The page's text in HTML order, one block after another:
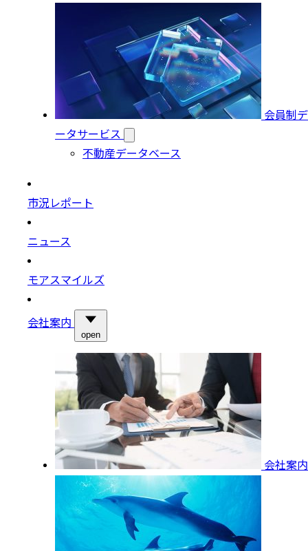
会員制デ
ータサービス
不動産データベース
市況レポート
ニュース
モアスマイルズ
会社案内
open
会社案内